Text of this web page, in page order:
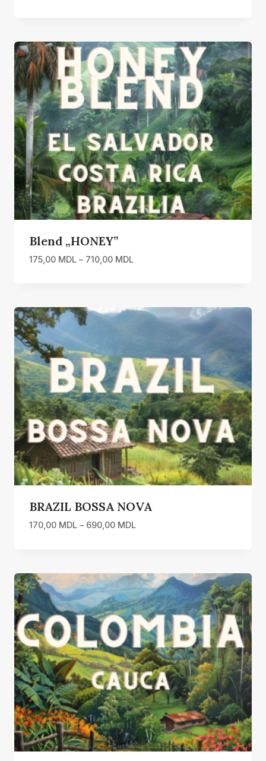
până
la
700,00 MDL
Blend „HONEY”
175,00 MDL – 710,00 MDLInterval
până
BRAZIL BOSSA NOVA
170,00 MDL – 690,00 MDLInterval
până
la
690,00 MDL